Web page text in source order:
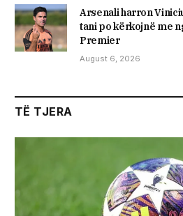
Arsenali harron
tani po kërkojnë me
Premier
August 6, 2026
TË TJERA